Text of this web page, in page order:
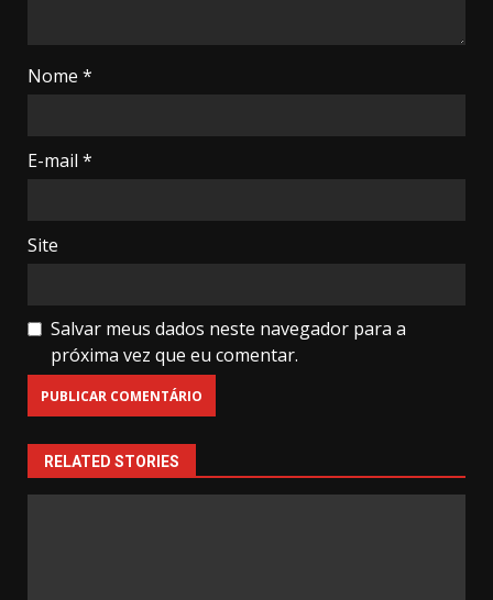
Nome *
E-mail *
Site
Salvar meus dados neste navegador para a
próxima vez que eu comentar.
RELATED STORIES